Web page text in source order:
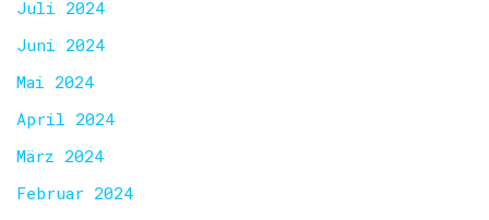
Juli 2024
Juni 2024
Mai 2024
April 2024
März 2024
Februar 2024